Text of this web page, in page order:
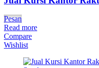
Pesan
Read more
Compare
Wishlist